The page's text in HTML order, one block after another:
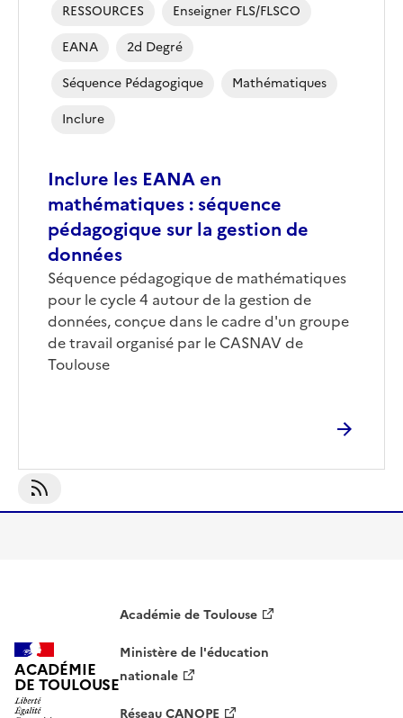
Inclure les EANA en
mathématiques : séquence
pédagogique sur la gestion de
données
Séquence pédagogique de mathématiques
pour le cycle 4 autour de la gestion de
données, conçue dans le cadre d'un groupe
de travail organisé par le CASNAV de
Toulouse
RESSOURCES
Enseigner FLS/FLSCO
EANA
2d Degré
Séquence Pédagogique
Mathématiques
Inclure
S'abonner À Mathématiques
ACADÉMIE
DE TOULOUSE
Académie de Toulouse
Ministère de l'éducation
nationale
Réseau CANOPE